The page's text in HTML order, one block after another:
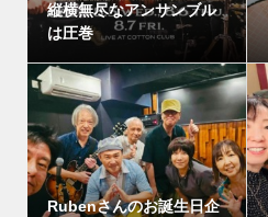
縦横無尽なアンサンブル
は圧巻
Rubenさんのお誕生日企